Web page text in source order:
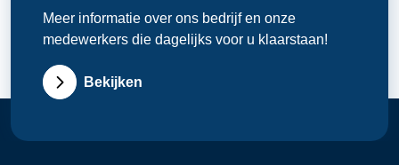
Meer informatie over ons bedrijf en onze
medewerkers die dagelijks voor u klaarstaan!
Bekijken